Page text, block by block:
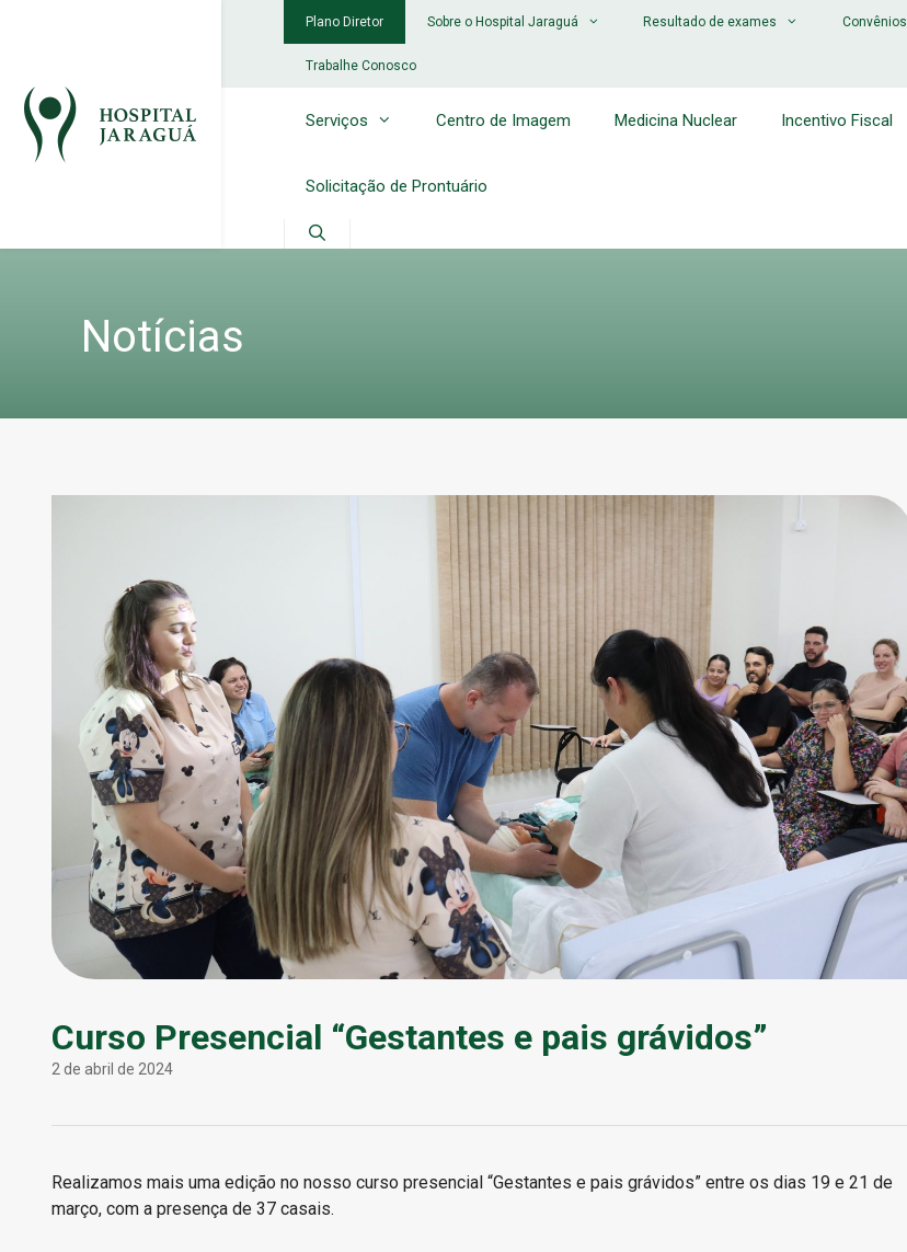
conteúdo
Plano Diretor Sobre o Hospital Jaraguá Resultado de exames Convênios
Trabalhe Conosco
Serviços Centro de Imagem Medicina Nuclear Incentivo Fiscal
Solicitação de Prontuário
Notícias
Curso Presencial “Gestantes e pais grávidos”
2 de abril de 2024
Realizamos mais uma edição no nosso curso presencial “Gestantes e pais grávidos” entre os dias 19 e 21 de
março, com a presença de 37 casais.